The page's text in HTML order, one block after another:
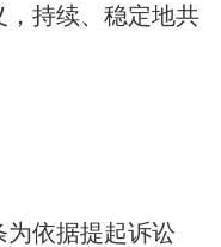
持续、稳定地共
依据提起诉讼